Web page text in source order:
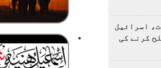
اسرائیل
کرنے کی